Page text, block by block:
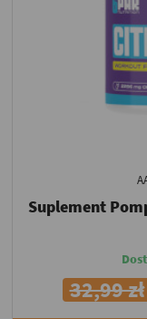
Suplement
32,99 zł